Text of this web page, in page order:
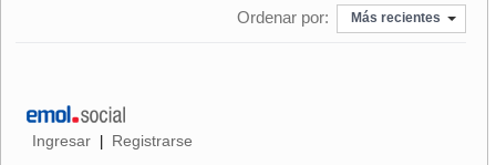
Ordenar por: Más recientes
Ingresar | Registrarse